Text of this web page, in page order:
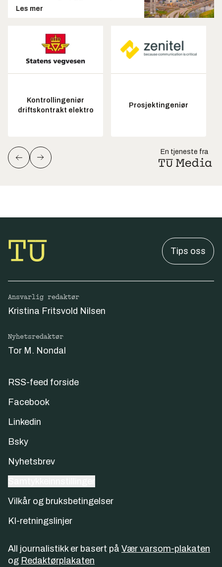
Les mer
Kontrollingeniør
driftskontrakt elektro
Prosjektingeniør
En tjeneste fra
Tips oss
Ansvarlig redaktør
Kristina Fritsvold Nilsen
Nyhetsredaktør
Tor M. Nondal
RSS-feed forside
Facebook
Linkedin
Bsky
Nyhetsbrev
Vilkår og bruksbetingelser
KI-retningslinjer
All journalistikk er basert på Vær varsom-plakaten
og Redaktørplakaten